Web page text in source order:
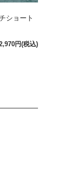
ショート
円(税込)